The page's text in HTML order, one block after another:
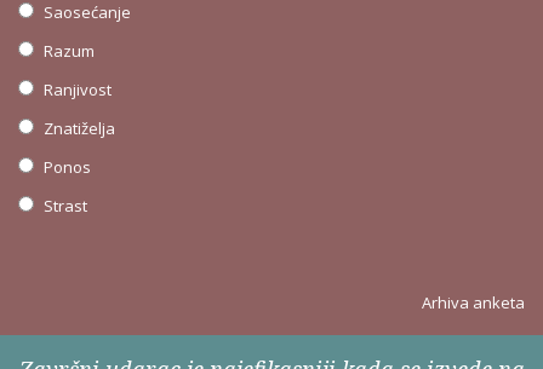
Saosećanje
Razum
Ranjivost
Znatiželja
Ponos
Strast
Arhiva anketa